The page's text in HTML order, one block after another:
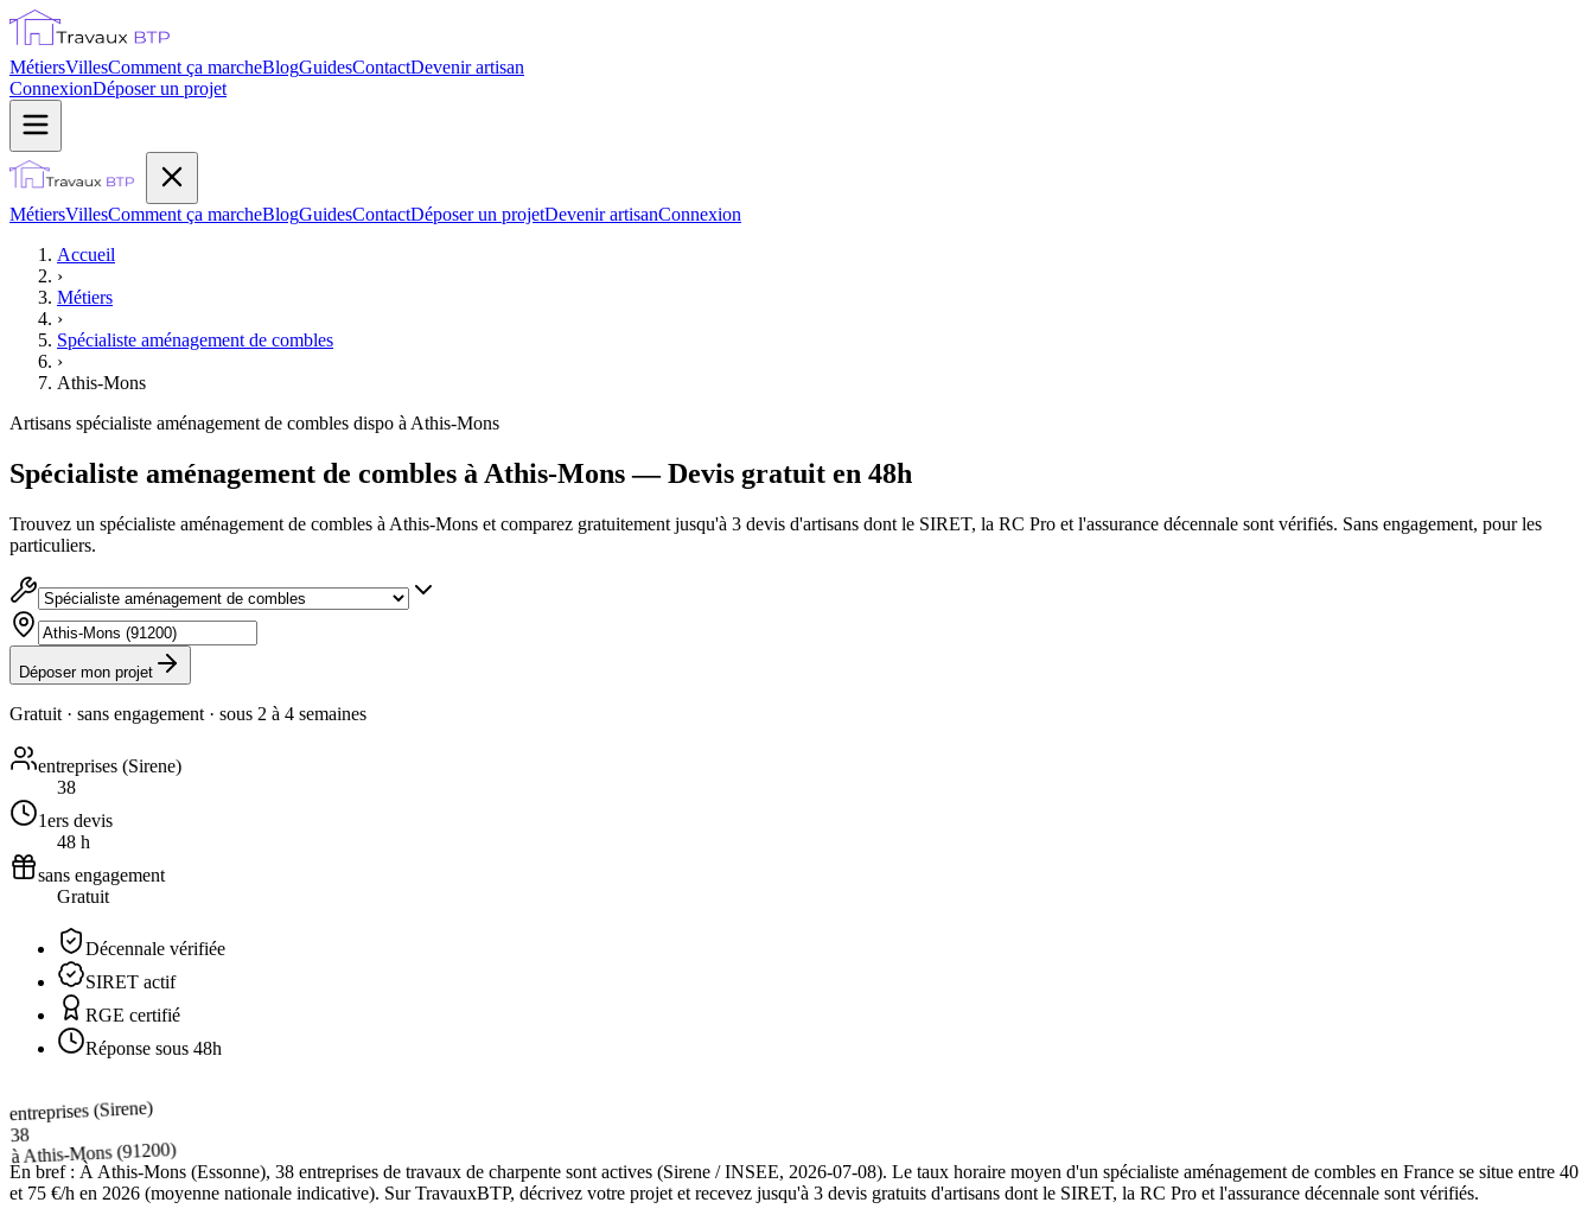
MétiersVillesComment ça marcheBlogGuidesContactDevenir artisan
ConnexionDéposer un projet
MétiersVillesComment ça marcheBlogGuidesContactDéposer un projetDevenir artisanConnexion
Accueil
›
Métiers
›
Spécialiste aménagement de combles
›
Athis-Mons
Artisans spécialiste aménagement de combles dispo à Athis-Mons
Spécialiste aménagement de combles à Athis-Mons — Devis gratuit en 48h
Trouvez un spécialiste aménagement de combles à Athis-Mons et comparez gratuitement jusqu'à 3 devis d'artisans dont le SIRET, la RC Pro et l'assurance décennale sont vérifiés. Sans engagement, pour les
particuliers.
Déposer mon projet
Gratuit · sans engagement · sous 2 à 4 semaines
entreprises (Sirene)
38
1ers devis
48 h
sans engagement
Gratuit
Décennale vérifiée
SIRET actif
RGE certifié
Réponse sous 48h
entreprises (Sirene)
38
à Athis-Mons(91200)
En bref : À Athis-Mons (Essonne), 38 entreprises de travaux de charpente sont actives (Sirene / INSEE, 2026-07-08). Le taux horaire moyen d'un spécialiste aménagement de combles en France se situe entre 40
et 75 €/h en 2026 (moyenne nationale indicative). Sur TravauxBTP, décrivez votre projet et recevez jusqu'à 3 devis gratuits d'artisans dont le SIRET, la RC Pro et l'assurance décennale sont vérifiés.